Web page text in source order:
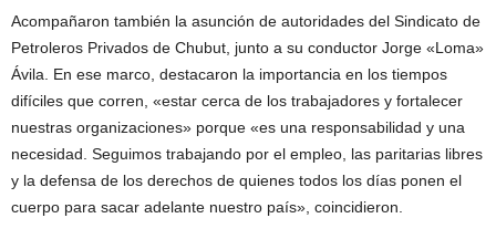
Acompañaron también la asunción de autoridades del Sindicato de
Petroleros Privados de Chubut, junto a su conductor Jorge «Loma»
Ávila. En ese marco, destacaron la importancia en los tiempos
difíciles que corren, «estar cerca de los trabajadores y fortalecer
nuestras organizaciones» porque «es una responsabilidad y una
necesidad. Seguimos trabajando por el empleo, las paritarias libres
y la defensa de los derechos de quienes todos los días ponen el
cuerpo para sacar adelante nuestro país», coincidieron.